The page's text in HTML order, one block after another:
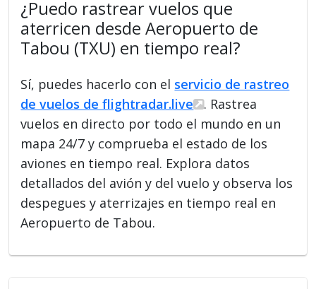
¿Puedo rastrear vuelos que
aterricen desde Aeropuerto de
Tabou (TXU) en tiempo real?
Sí, puedes hacerlo con el servicio de rastreo
de vuelos de flightradar.live
. Rastrea
vuelos en directo por todo el mundo en un
mapa 24/7 y comprueba el estado de los
aviones en tiempo real. Explora datos
detallados del avión y del vuelo y observa los
despegues y aterrizajes en tiempo real en
Aeropuerto de Tabou.